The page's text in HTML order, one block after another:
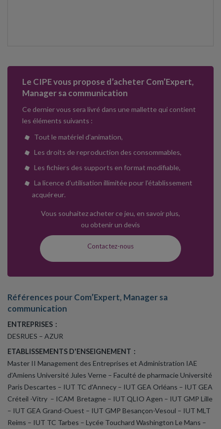
Le CIPE vous propose d’acheter Com’Expert,
Manager sa communication
Ce dernier vous sera livré dans une mallette qui contient
les éléments suivants :
Tout le matériel d’animation,
Les droits de reproduction des consommables,
Les fichiers des supports en format modifiable,
La licence d’utilisation illimitée pour l’établissement
acquéreur.
Vous souhaitez acheter ce jeu, en savoir plus,
ou obtenir un devis
Contactez-nous
Références pour Com’Expert, Manager sa
communication
ENTREPRISES :
DESRUES – AZUR
ETABLISSEMENTS D'ENSEIGNEMENT :
Master II Management des Entreprises et Administration IAE
d'Amiens Université Jules Verne – Faculté de pharmacie Université
Paris Descartes – IUT TC d'Annecy – IUT GEA Orléans – IUT GEA
Créteil -Vitry – ICAM Bretagne – IUT QLIO Agen – IUT GMP Lille
– IUT GEA Grand-Ouest – IUT GMP Besançon-Vesoul – IUT MLT
Reims – IUT TC Tarbes – Lycée Touchard Washington Le Mans –